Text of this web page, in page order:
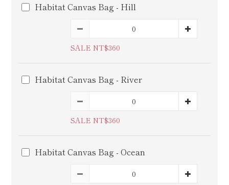
Habitat Canvas Bag - Hill
SALE NT$360
Habitat Canvas Bag - River
SALE NT$360
Habitat Canvas Bag - Ocean